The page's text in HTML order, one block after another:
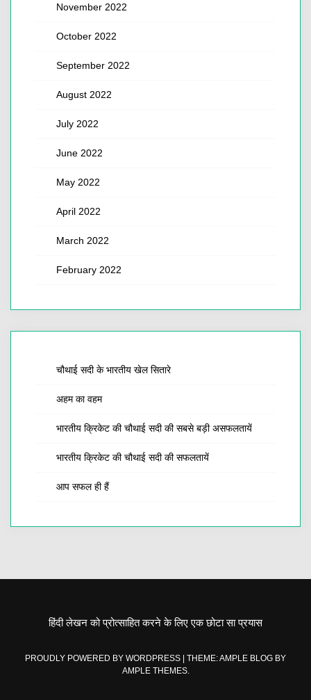
November 2022
October 2022
September 2022
August 2022
July 2022
June 2022
May 2022
April 2022
March 2022
February 2022
चौथाई सदी के भारतीय खेल सितारे
अहम का वहम
भारतीय क्रिकेट की चौथाई सदी की सबसे बड़ी असफलतायें
भारतीय क्रिकेट की चौथाई सदी की सफलतायें
आप सफल ही हैं
हिंदी लेखन को प्रोत्साहित करने के लिए एक छोटा सा प्रयास
PROUDLY POWERED BY WORDPRESS
THEME: AMPLE BLOG BY
AMPLE THEMES.